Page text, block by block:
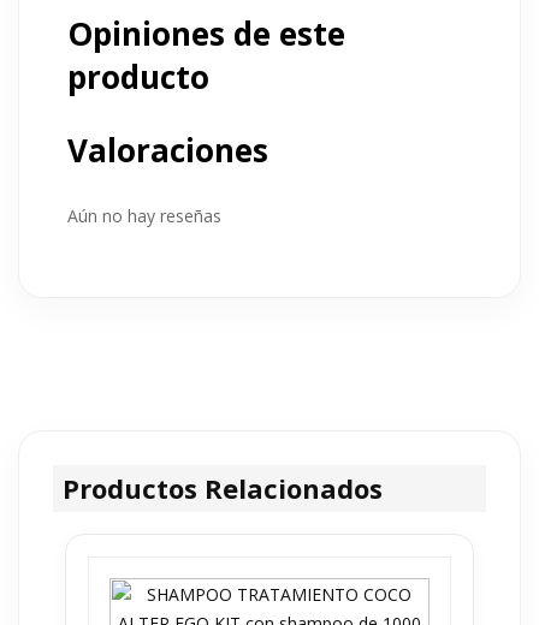
Opiniones de este
producto
Valoraciones
Aún no hay reseñas
Productos Relacionados